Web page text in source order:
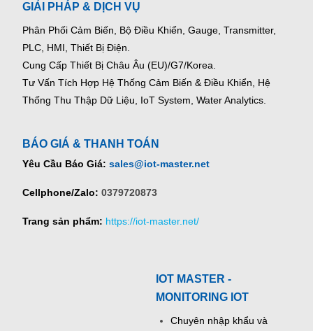
GIẢI PHÁP & DỊCH VỤ
Phân Phối Cảm Biến, Bộ Điều Khiển, Gauge, Transmitter,
PLC, HMI, Thiết Bị Điện.
Cung Cấp Thiết Bị Châu Âu (EU)/G7/Korea.
Tư Vấn Tích Hợp Hệ Thống Cảm Biến & Điều Khiển, Hệ
Thống Thu Thập Dữ Liệu, IoT System, Water Analytics.
BÁO GIÁ & THANH TOÁN
Yêu Cầu Báo Giá: sales@iot-master.net
Cellphone/Zalo: 0379720873
Trang sản phẩm: https://iot-master.net/
IOT MASTER -
MONITORING IOT
Chuyên nhập khẩu và